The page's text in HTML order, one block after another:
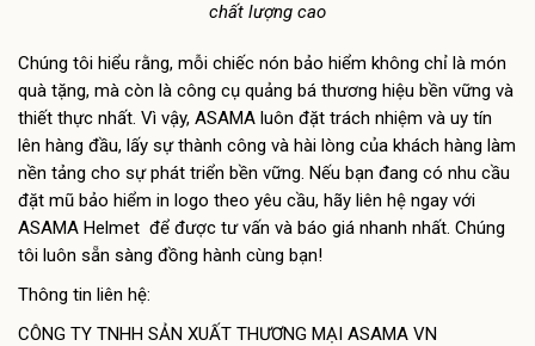
chất lượng cao
Chúng tôi hiểu rằng, mỗi chiếc nón bảo hiểm không chỉ là món
quà tặng, mà còn là công cụ quảng bá thương hiệu bền vững và
thiết thực nhất. Vì vậy, ASAMA luôn đặt trách nhiệm và uy tín
lên hàng đầu, lấy sự thành công và hài lòng của khách hàng làm
nền tảng cho sự phát triển bền vững. Nếu bạn đang có nhu cầu
đặt mũ bảo hiểm in logo theo yêu cầu, hãy liên hệ ngay với
ASAMA Helmet để được tư vấn và báo giá nhanh nhất. Chúng
tôi luôn sẵn sàng đồng hành cùng bạn!
Thông tin liên hệ:
CÔNG TY TNHH SẢN XUẤT THƯƠNG MẠI ASAMA VN